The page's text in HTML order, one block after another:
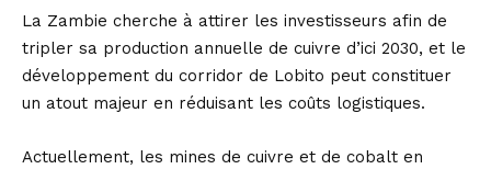
La Zambie cherche à attirer les investisseurs afin de
tripler sa production annuelle de cuivre d’ici 2030, et le
développement du corridor de Lobito peut constituer
un atout majeur en réduisant les coûts logistiques.
Actuellement, les mines de cuivre et de cobalt en